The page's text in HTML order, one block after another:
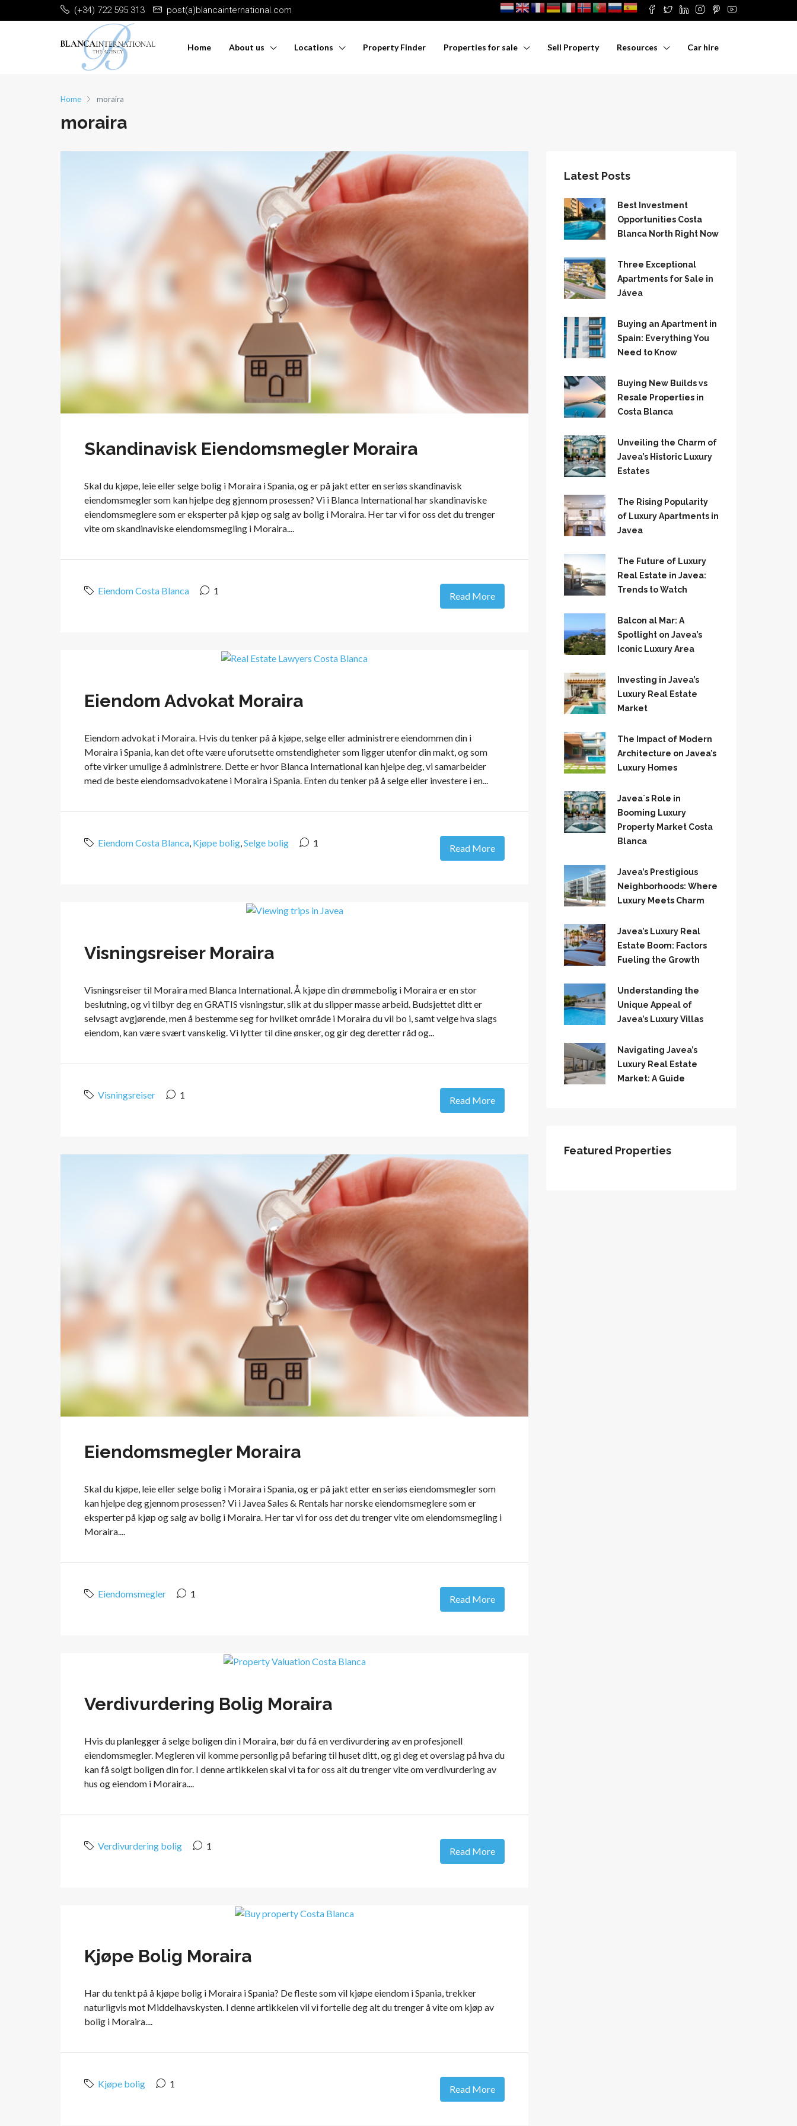
(+34) 722 595 313 post(a)blancainternational.com
Home About us Locations Property Finder Properties for sale Sell Property Resources Car hire
Home moraira
moraira
Skandinavisk Eiendomsmegler Moraira
Skal du kjøpe, leie eller selge bolig i Moraira i Spania, og er på jakt etter en seriøs skandinavisk
eiendomsmegler som kan hjelpe deg gjennom prosessen? Vi i Blanca International har skandinaviske
eiendomsmeglere som er eksperter på kjøp og salg av bolig i Moraira. Her tar vi for oss det du trenger
vite om skandinaviske eiendomsmegling i Moraira....
Eiendom Costa Blanca 1 Read More
Eiendom Advokat Moraira
Eiendom advokat i Moraira. Hvis du tenker på å kjøpe, selge eller administrere eiendommen din i
Moraira i Spania, kan det ofte være uforutsette omstendigheter som ligger utenfor din makt, og som
ofte virker umulige å administrere. Dette er hvor Blanca International kan hjelpe deg, vi samarbeider
med de beste eiendomsadvokatene i Moraira i Spania. Enten du tenker på å selge eller investere i en...
Eiendom Costa Blanca, Kjøpe bolig,Selge bolig 1 Read More
Visningsreiser Moraira
Visningsreiser til Moraira med Blanca International. Å kjøpe din drømmebolig i Moraira er en stor
beslutning, og vi tilbyr deg en GRATIS visningstur, slik at du slipper masse arbeid. Budsjettet ditt er
selvsagt avgjørende, men å bestemme seg for hvilket område i Moraira du vil bo i, samt velge hva slags
eiendom, kan være svært vanskelig. Vi lytter til dine ønsker, og gir deg deretter råd og...
Visningsreiser 1 Read More
Eiendomsmegler Moraira
Skal du kjøpe, leie eller selge bolig i Moraira i Spania, og er på jakt etter en seriøs eiendomsmegler som
kan hjelpe deg gjennom prosessen? Vi i Javea Sales & Rentals har norske eiendomsmeglere som er
eksperter på kjøp og salg av bolig i Moraira. Her tar vi for oss det du trenger vite om eiendomsmegling i
Moraira....
Eiendomsmegler 1 Read More
Verdivurdering Bolig Moraira
Hvis du planlegger å selge boligen din i Moraira, bør du få en verdivurdering av en profesjonell
eiendomsmegler. Megleren vil komme personlig på befaring til huset ditt, og gi deg et overslag på hva du
kan få solgt boligen din for. I denne artikkelen skal vi ta for oss alt du trenger vite om verdivurdering av
hus og eiendom i Moraira....
Verdivurdering bolig 1 Read More
Kjøpe Bolig Moraira
Har du tenkt på å kjøpe bolig i Moraira i Spania? De fleste som vil kjøpe eiendom i Spania, trekker
naturligvis mot Middelhavskysten. I denne artikkelen vil vi fortelle deg alt du trenger å vite om kjøp av
bolig i Moraira....
Kjøpe bolig 1 Read More
Latest Posts
Best Investment
Opportunities Costa
Blanca North Right Now
Three Exceptional
Apartments for Sale in
Jávea
Buying an Apartment in
Spain: Everything You
Need to Know
Buying New Builds vs
Resale Properties in
Costa Blanca
Unveiling the Charm of
Javea’s Historic Luxury
Estates
The Rising Popularity
of Luxury Apartments in
Javea
The Future of Luxury
Real Estate in Javea:
Trends to Watch
Balcon al Mar: A
Spotlight on Javea’s
Iconic Luxury Area
Investing in Javea’s
Luxury Real Estate
Market
The Impact of Modern
Architecture on Javea’s
Luxury Homes
Javea`s Role in
Booming Luxury
Property Market Costa
Blanca
Javea’s Prestigious
Neighborhoods: Where
Luxury Meets Charm
Javea’s Luxury Real
Estate Boom: Factors
Fueling the Growth
Understanding the
Unique Appeal of
Javea’s Luxury Villas
Navigating Javea’s
Luxury Real Estate
Market: A Guide
Featured Properties